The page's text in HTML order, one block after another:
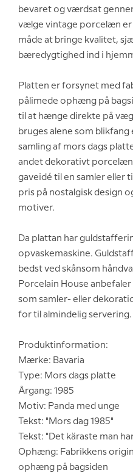
bevaret og værdsat
vælge vintage porcelæn er
måde at bringe kvalitet,
bæredygtighed ind i
Platten er forsynet med
pålimede ophæng på
til at hænge direkte på
bruges alene som blikfang
samling af mors dags
andet dekorativt
gaveidé til en samler eller
pris på nostalgisk design
motiver.
Da plattan har
opvaskemaskine.
bedst ved skånsom
Porcelain House
som samler- eller
for til almindelig servering.
Produktinformation:
Mærke: Bavaria
Type: Mors dags platte
Årgang: 1985
Motiv: Panda med unge
Tekst: "Mors dag 1985"
Tekst: "Det käraste man
Ophæng: Fabrikkens
ophæng på bagsiden